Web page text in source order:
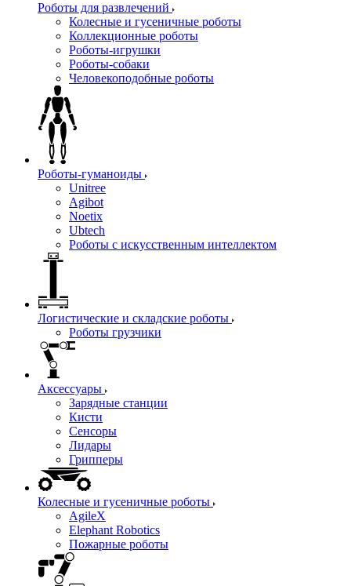
Роботы для развлечений
Колесные и гусеничные роботы
Коллекционные роботы
Роботы-игрушки
Роботы-собаки
Человекоподобные роботы
Роботы-гуманоиды
Unitree
Agibot
Noetix
Ubtech
Роботы с искусственным интеллектом
Логистические и складские роботы
Роботы грузчики
Аксессуары
Зарядные станции
Кисти
Сенсоры
Лидары
Грипперы
Колесные и гусеничные роботы
AgileX
Elephant Robotics
Пожарные роботы